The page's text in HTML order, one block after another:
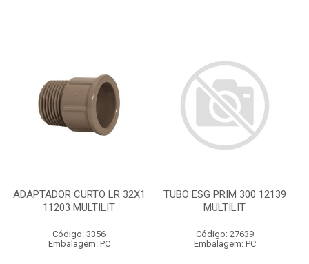
ADAPTADOR CURTO LR 32X1
11203 MULTILIT
Código: 3356
Embalagem: PC
TUBO ESG PRIM 300 12139
MULTILIT
Código: 27639
Embalagem: PC